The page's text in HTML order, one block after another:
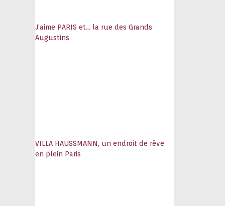
J’aime PARIS et… la rue des Grands
Augustins
VILLA HAUSSMANN, un endroit de rêve
en plein Paris